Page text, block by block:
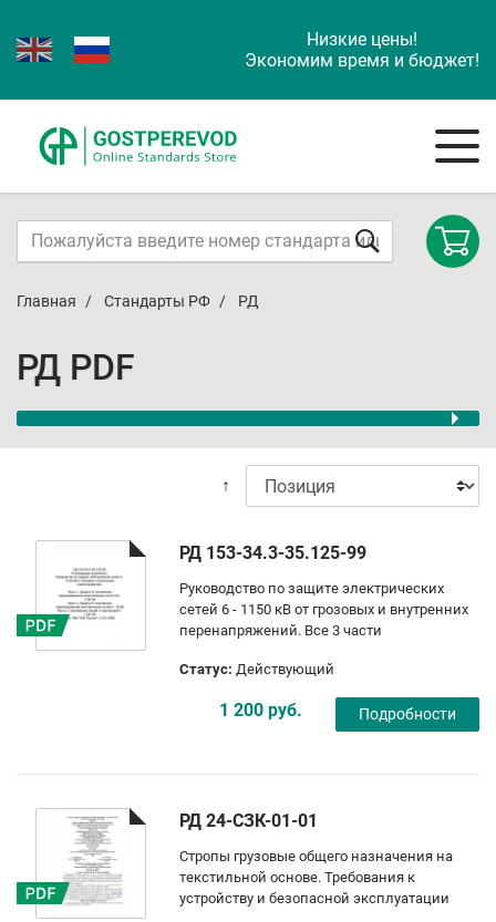
Низкие цены!
Экономим время и бюджет!
Главная Стандарты РФ РД
РД PDF
↑
РД 153-34.3-35.125-99
Руководство по защите электрических
сетей 6 - 1150 кВ от грозовых и внутренних
перенапряжений. Все 3 части
Статус: Действующий
1 200 руб. Подробности
РД 24-СЗК-01-01
Стропы грузовые общего назначения на
текстильной основе. Требования к
устройству и безопасной эксплуатации